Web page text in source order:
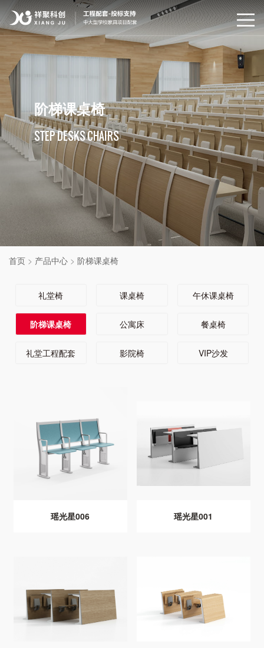
阶梯课桌椅
STEP DESKS CHAIRS
首页 > 产品中心 > 阶梯课桌椅
礼堂椅 课桌椅 午休课桌椅
阶梯课桌椅 公寓床 餐桌椅
礼堂工程配套 影院椅 VIP沙发
瑶光星006 瑶光星001